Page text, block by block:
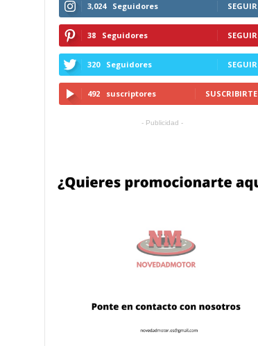
3,024 Seguidores SEGUIR
38 Seguidores SEGUIR
320 Seguidores SEGUIR
492 suscriptores SUSCRIBIRTE
- Publicidad -